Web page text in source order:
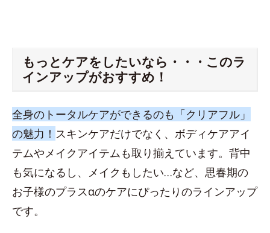
もっとケアをしたいなら・・・このラ
インアップがおすすめ！
全身のトータルケアができるのも「クリアフル」
の魅力！ スキンケアだけでなく、ボディケアアイ
テムやメイクアイテムも取り揃えています。背中
も気になるし、メイクもしたい…など、思春期の
お子様のプラスαのケアにぴったりのラインアップ
です。